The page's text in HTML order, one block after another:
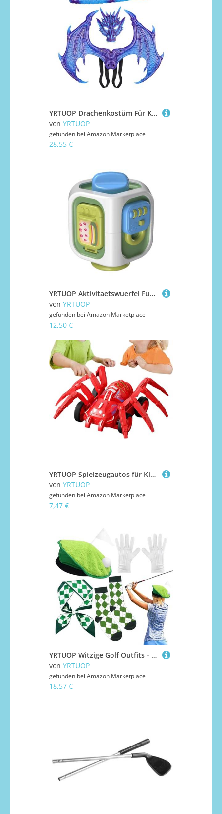
YRTUOP Drachenkostüm Für Kinder - Halloween Flügel Schwanz Kostüm Set - Lustiges Kinderkostüm Set Für Theater, Party, Karneval Und Rollenspiel
von YRTUOP
gefunden bei Amazon Marketplace
28,55 €
YRTUOP Aktivitaetswuerfel Fuer Kleinkinder, Spielzeug für motorische Fähigkeiten, Lernförderndes Interaktives Feinmotorik Spielzeug Für Kleinkinder
von YRTUOP
gefunden bei Amazon Marketplace
12,50 €
YRTUOP Spielzeugautos für Kinder in Spinnenform - Fahrzeug mit Schwungantrieb und Zurückziehfunktion | Kreatives Lernfahrzeug Für Draußen Und Drinnen Für Und Mädchen
von YRTUOP
gefunden bei Amazon Marketplace
7,47 €
YRTUOP Witzige Golf Outfits - Origineller Golferhut | Partyzubehör Leichtes Set Festliche Accessoires Für Outdoor Damen Herren Golfer Feier Halloween
von YRTUOP
gefunden bei Amazon Marketplace
18,57 €